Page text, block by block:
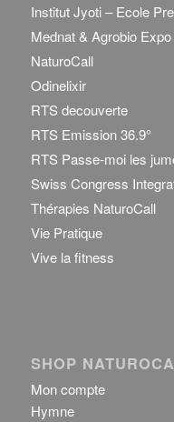
Institut Jyoti – Ecole
Mednat & Agrobio Expo
NaturoCall
Odinelixir
RTS decouverte
RTS Emission 36.9°
RTS Passe-moi les
Swiss Congress
Thérapies NaturoCall
Vie Pratique
Vive la fitness
SHOP
Mon compte
Hymne